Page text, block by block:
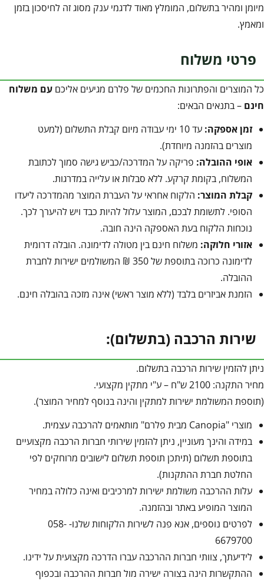
מיומן ומהיר בתשלום, המומלץ מאוד לדגמי ענק מסוג זה לחיסכון בזמן
ומאמץ.
פרטי משלוח
כל המוצרים והפתרונות החכמים של פלרם מגיעים אליכם עם משלוח
חינם – בתנאים הבאים:
זמן אספקה:
עד 10 ימי עבודה מיום קבלת התשלום (למעט
מוצרים בהזמנה מיוחדת).
אופי ההובלה: פריקה על המדרכה/כביש גישה סמוך לכתובת
המשלוח, בקומת קרקע. ללא סבלות או עלייה במדרגות.
קבלת המוצר: הלקוח אחראי על העברת המוצר מהמדרכה ליעדו
הסופי. לתשומת לבכם, המוצר עלול להיות כבד ויש להיערך לכך.
נוכחות הלקוח בעת האספקה הינה חובה.
אזורי חלוקה: משלוח חינם בין מטולה לדימונה. הובלה דרומית
לדימונה כרוכה בתוספת של 350 ₪ המשולמים ישירות לחברת
ההובלה.
הזמנת אביזרים בלבד (ללא מוצר ראשי) אינה מזכה בהובלה חינם.
שירות הרכבה (בתשלום):
ניתן להזמין שירות הרכבה בתשלום.
מחיר התקנה: 2100 ש"ח – ע"י מתקין מקצועי.
(תוספת המשולמת ישירות למתקין והינה בנוסף למחיר המוצר).
מוצרי "Canopia מבית פלרם" מותאמים להרכבה עצמית.
במידה והינך מעוניין, ניתן להזמין שירותי חברות הרכבה מקצועיים
בתוספת תשלום (תיתכן תוספת תשלום לישובים מרוחקים לפי
החלטת חברת ההתקנות).
עלות ההרכבה משולמת ישירות למרכיבים ואינה כלולה במחיר
המוצר המופיע באתר ובהזמנה.
לפרטים נוספים, אנא פנה לשירות הלקוחות שלנו- 058-
6679700
לידיעתך, צוותי חברות ההרכבה עברו הדרכה מקצועית על ידינו.
ההתקשרות הינה בצורה ישירה מול חברות ההרכבה ובכפוף